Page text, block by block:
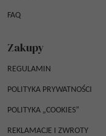
FAQ
Zakupy
REGULAMIN
POLITYKA PRYWATNOŚCI
POLITYKA „COOKIES”
REKLAMACJE I ZWROTY